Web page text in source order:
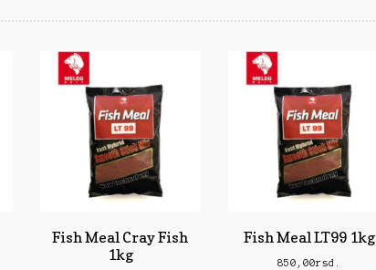
Fish Meal Cray Fish
1kg
Fish Meal LT99 1kg
850,00rsd.